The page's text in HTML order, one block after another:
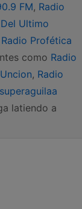
FM, Radio
Ultimo
Radio Profética
como Radio
, Radio
latiendo a